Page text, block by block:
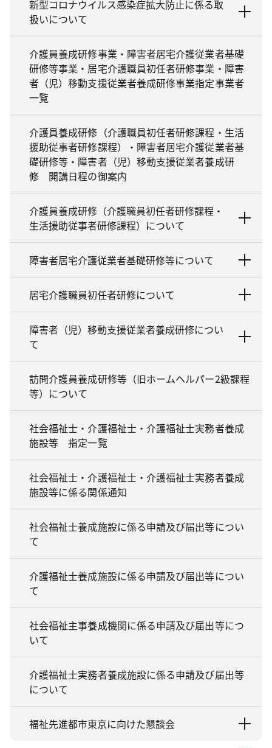
新型コロナウイルス感染症拡大防止に係る取
扱いについて
介護員養成研修事業・障害者居宅介護従業者基礎
研修等事業・居宅介護職員初任者研修事業・障害
者（児）移動支援従業者養成研修事業指定事業者
一覧
介護員養成研修（介護職員初任者研修課程・生活
援助従事者研修課程）・障害者居宅介護従業者基
礎研修等・障害者（児）移動支援従業者養成研
修 開講日程の御案内
介護員養成研修（介護職員初任者研修課程・
生活援助従事者研修課程）について
障害者居宅介護従業者基礎研修等について
居宅介護職員初任者研修について
障害者（児）移動支援従業者養成研修につい
て
訪問介護員養成研修等（旧ホームヘルパー2級課程
等）について
社会福祉士・介護福祉士・介護福祉士実務者養成
施設等 指定一覧
社会福祉士・介護福祉士・介護福祉士実務者養成
施設等に係る関係通知
社会福祉士養成施設に係る申請及び届出等につい
て
介護福祉士養成施設に係る申請及び届出等につい
て
社会福祉主事養成機関に係る申請及び届出等につ
いて
介護福祉士実務者養成施設に係る申請及び届出等
について
福祉先進都市東京に向けた懇談会